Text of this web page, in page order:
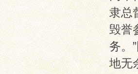
隶总
毁誉
务。
地无